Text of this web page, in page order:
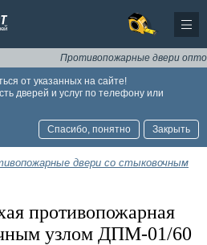
Противопожарные двери оптом
от указанных на сайте!
дверей и услуг по телефону или
Спасибо, понятно Закрыть
двери со стыковочным
противопожарная
узлом ДПМ-01/60